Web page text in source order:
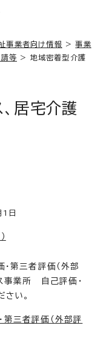
事業者向け情報 >事業
等 > 地域密着型介護
居宅介護
日
第三者評価（外部
事業所 自己評価・
い。
三者評価（外部評